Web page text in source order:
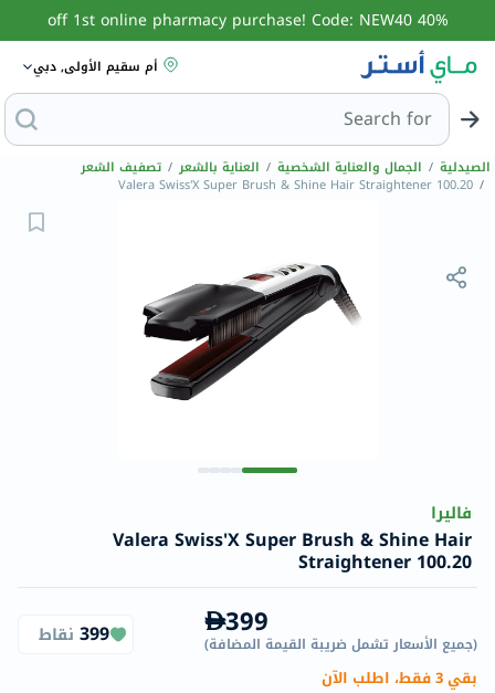
40% off 1st online pharmacy purchase! Code: NEW40
أم سقيم الأولى, دبي
Search for
الصيدلية / الجمال والعناية الشخصية / العناية بالشعر / تصفيف الشعر
/
Valera Swiss'X Super Brush & Shine Hair Straightener 100.20
فاليرا
Valera Swiss'X Super Brush & Shine Hair
Straightener 100.20
399 (جميع الأسعار تشمل ضريبة القيمة المضافة)
399 نقاط
بقي 3 فقط، اطلب الآن